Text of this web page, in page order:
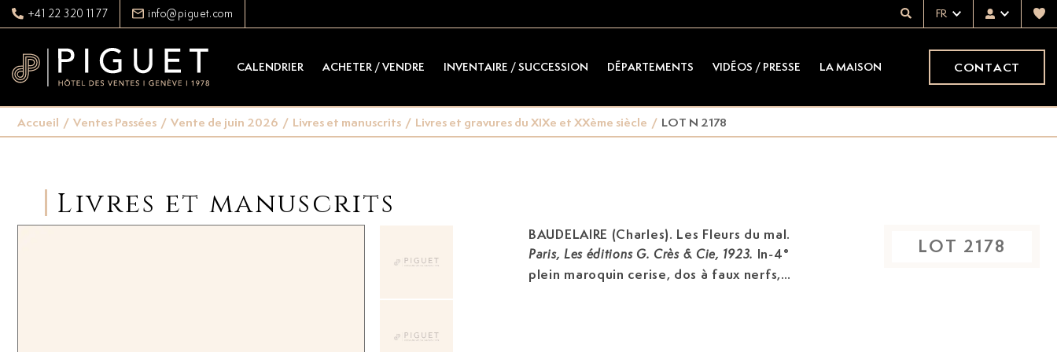
+41 22 320 11 77 info@piguet.com FR
CALENDRIER ACHETER / VENDRE INVENTAIRE / SUCCESSION DÉPARTEMENTS VIDÉOS / PRESSE LA MAISON CONTACT
Accueil / Ventes Passées / Vente de juin 2026 / Livres et manuscrits / Livres et gravures du XIXe et XXème siècle / LOT N 2178
Livres et manuscrits
BAUDELAIRE (Charles). Les Fleurs du mal.
Paris, Les éditions G. Crès & Cie, 1923. In-4°
plein maroquin cerise, dos à faux nerfs,
LOT 2178